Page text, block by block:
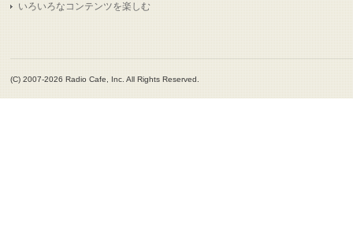
いろいろなコンテンツを楽しむ
(C) 2007-2026 Radio Cafe, Inc. All Rights Reserved.